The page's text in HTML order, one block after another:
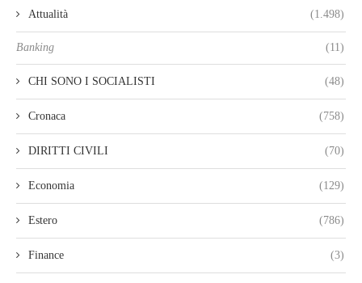
Attualità (1.498)
Banking (11)
CHI SONO I SOCIALISTI (48)
Cronaca (758)
DIRITTI CIVILI (70)
Economia (129)
Estero (786)
Finance (3)